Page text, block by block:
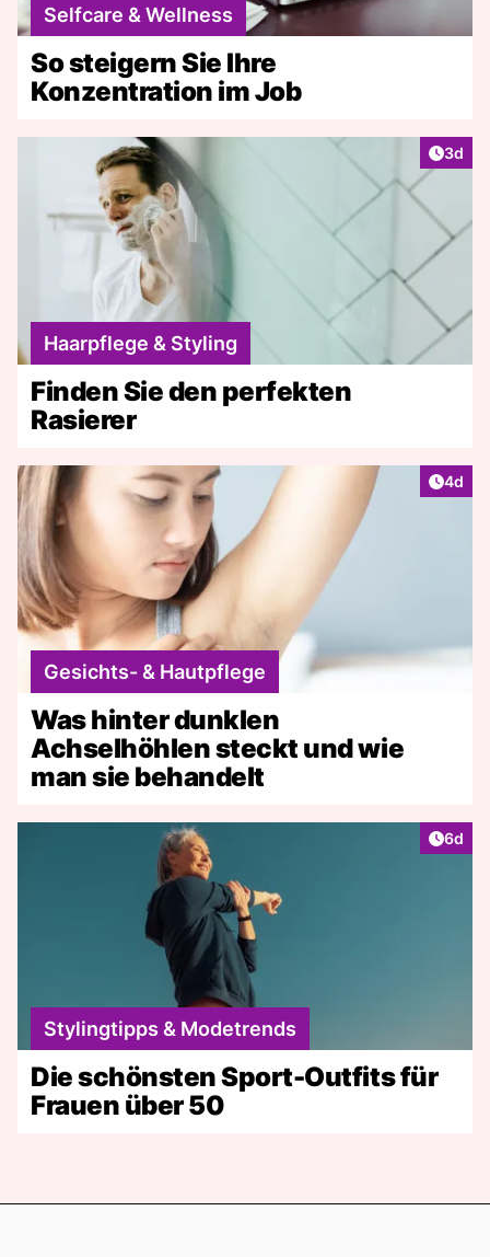
Selfcare & Wellness
So steigern Sie Ihre
Konzentration im Job
3d
Haarpflege & Styling
Finden Sie den perfekten
Rasierer
4d
Gesichts- & Hautpflege
Was hinter dunklen
Achselhöhlen steckt und wie
man sie behandelt
6d
Stylingtipps & Modetrends
Die schönsten Sport-Outfits für
Frauen über 50